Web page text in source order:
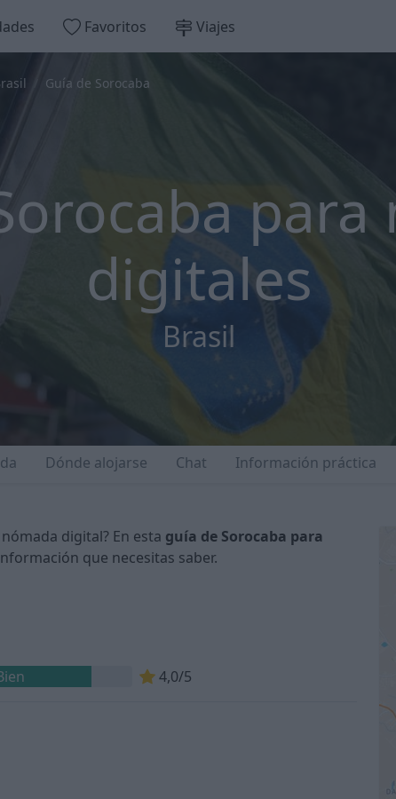
Favoritos Viajes
Guía de Sorocaba
para
digitales
Brasil
Dónde alojarse Chat Información práctica
digital? En esta guía de Sorocaba para
que necesitas saber.
4,0/5